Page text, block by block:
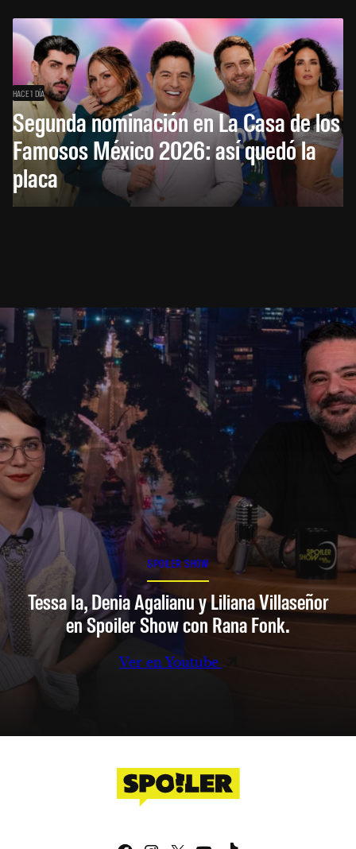
HACE 1 DÍA
Segunda nominación en La Casa de los
Famosos México 2026: así quedó la
placa
SPOILER SHOW
Tessa Ia, Denia Agalianu y Liliana Villaseñor
en Spoiler Show con Rana Fonk.
Ver en Youtube
Facebook
Instagram
X YouTube